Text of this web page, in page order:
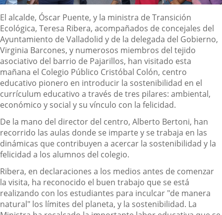
Descripción
El alcalde, Óscar Puente, y la ministra de Transición
Ecológica, Teresa Ribera, acompañados de concejales del
Ayuntamiento de Valladolid y de la delegada del Gobierno,
Virginia Barcones, y numerosos miembros del tejido
asociativo del barrio de Pajarillos, han visitado esta
mañana el Colegio Público Cristóbal Colón, centro
educativo pionero en introducir la sostenibilidad en el
currículum educativo a través de tres pilares: ambiental,
económico y social y su vínculo con la felicidad.
De la mano del director del centro, Alberto Bertoni, han
recorrido las aulas donde se imparte y se trabaja en las
dinámicas que contribuyen a acercar la sostenibilidad y la
felicidad a los alumnos del colegio.
Ribera, en declaraciones a los medios antes de comenzar
la visita, ha reconocido el buen trabajo que se está
realizando con los estudiantes para inculcar "de manera
natural" los límites del planeta, y la sostenibilidad. La